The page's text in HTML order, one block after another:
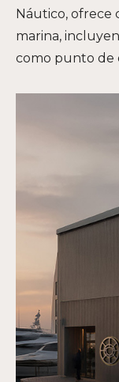
Náutico, ofrece
marina,
como punto de